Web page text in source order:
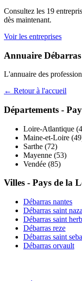
Consultez les 19
dès maintenant.
Voir les entreprises
Annuaire
L'annuaire des
← Retour à l'accueil
Départements -
Loire-Atlantique (
Maine-et-Loire (49
Sarthe (72)
Mayenne (53)
Vendée (85)
Villes - Pays de la
Débarras nantes
Débarras saint
Débarras saint
Débarras reze
Débarras saint
Débarras orvault